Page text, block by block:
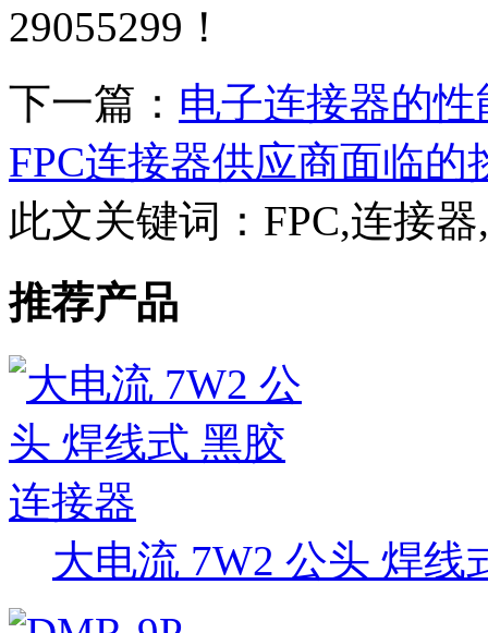
29055299！
下一篇： 电子连接器的
FPC连接器供应商面临的
此文关键词： FPC,连接
推荐产品
大电流 7W2 公头 焊线